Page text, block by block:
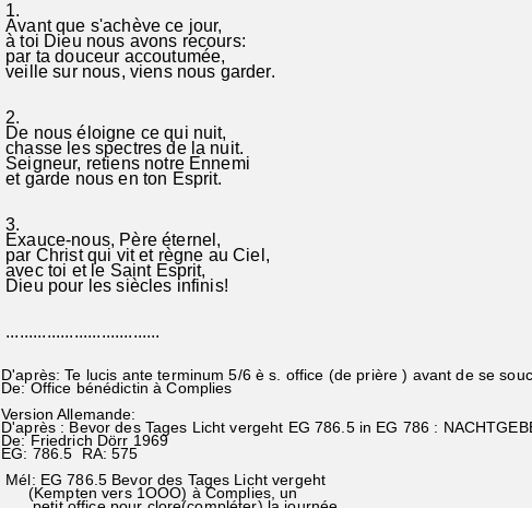
1.
Avant que s'achève ce jour,
à toi Dieu nous avons recours:
par ta douceur accoutumée,
veille sur nous, viens nous garder.
2.
De nous éloigne ce qui nuit,
chasse les spectres de la nuit.
Seigneur, retiens notre Ennemi
et garde nous en ton Esprit.
3.
Exauce-nous, Père éternel,
par Christ qui vit et règne au Ciel,
avec toi et le Saint Esprit,
Dieu pour les siècles infinis!
..................................
D'après: Te lucis ante terminum 5/6 è s. office (de prière ) avant de se
De: Office bénédictin à Complies
Version Allemande:
D'après : Bevor des Tages Licht vergeht EG 786.5 in EG 786 :
De: Friedrich Dörr 1969
EG: 786.5 RA: 575
Mél: EG 786.5 Bevor des Tages Licht vergeht
(Kempten vers 1OOO) à Complies, un